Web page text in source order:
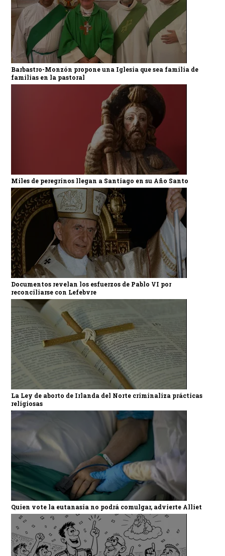
Barbastro-Monzón propone una Iglesia que sea familia de
familias en la pastoral
Miles de peregrinos llegan a Santiago en su Año Santo
Documentos revelan los esfuerzos de Pablo VI por
reconciliarse con Lefebvre
La Ley de aborto de Irlanda del Norte criminaliza prácticas
religiosas
Quien vote la eutanasia no podrá comulgar, advierte Alliet